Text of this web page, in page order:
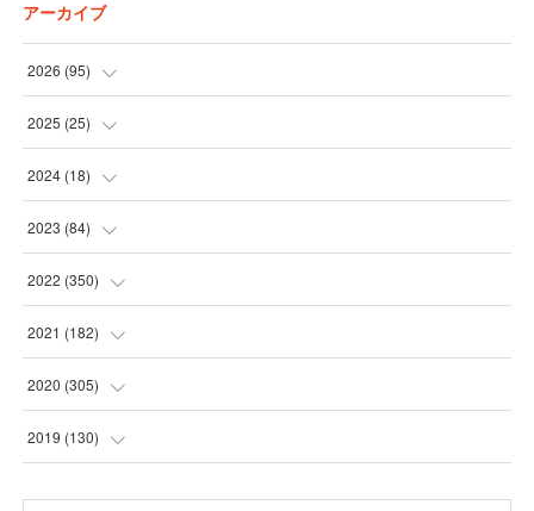
アーカイブ
2026 (95)
(5
(31 )
(28
(31
2025 (25)
(3
(19 )
(1)
(1)
2024(18)
(1
(12
(2)
(1)
2023 (84)
(1)
(24
(24
(1)
2022 (350)
(16
(30
(31
2021 (182)
(25
(17
2020 (305)
(31
2019 (130)